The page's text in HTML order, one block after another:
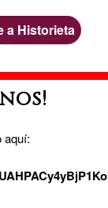
a Historieta
aquí: